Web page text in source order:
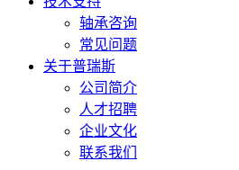
轴承咨询
常见问题
关于普瑞斯
公司简介
人才招聘
企业文化
联系我们